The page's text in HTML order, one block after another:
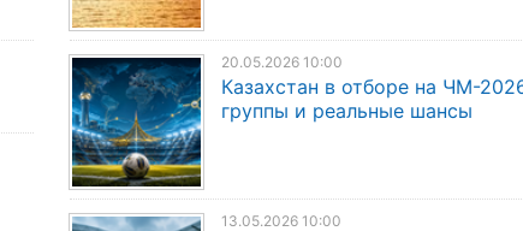
20.05.2026 10:00
Казахстан в отборе на ЧМ-
группы и реальные шансы
13.05.2026 10:00